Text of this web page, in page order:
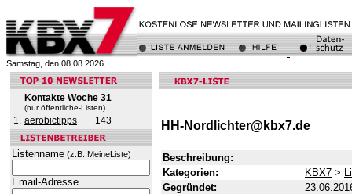
Samstag, den 08.08.2026
Kontakte Woche 31
(nur öffentliche-Listen)
1. aerobictipps 143
Listenname (z.B. MeineListe)
Email-Adresse
HH-Nordlichter@kbx7.de
Beschreibung:
Kategorien:
KBX7 >
Gegründet: